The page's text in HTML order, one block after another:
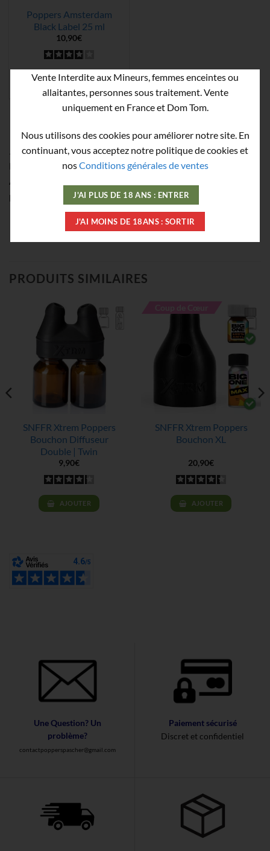
Poppers Amsterdam
Black Label 25 ml
10,90€
AJOUTER
⚠️ Ne pas laisser l’inhalateur vissé sur le flacon après usage —
les vapeurs peuvent altérer le plastique.
Aucun retour, échange ou remboursement n’est possible si le
produit a été ouvert pour des raisons d’hygiène.
PRODUITS SIMILAIRES
SNFFR Xtrem Poppers
Bouchon Diffuseur
Double | Twin
9,90€
AJOUTER
SNFFR Xtrem Poppers
Bouchon XL
20,90€
AJOUTER
Une Question? Un
problème?
contactpopperspascher@gmail.com
Paiement sécurisé
Discret et confidentiel
Vente Interdite aux Mineurs, femmes enceintes ou
allaitantes, personnes sous traitement. Vente
uniquement en France et Dom Tom.
Nous utilisons des cookies pour améliorer notre site. En
continuant, vous acceptez notre politique de cookies et
nosConditions générales de ventes
J'AI PLUS DE 18 ANS : ENTRER
J'AI MOINS DE 18ANS : SORTIR